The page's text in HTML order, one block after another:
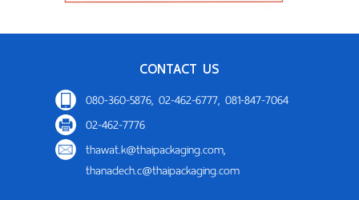
CONTACT US
080-360-5876, 02-462-6777, 081-847-7064
02-462-7776
thawat.k@thaipackaging.com,
thanadech.c@thaipackaging.com